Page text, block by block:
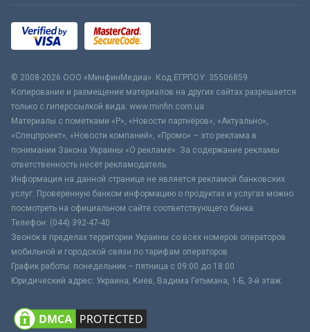
© 2008-2026 ООО «МинфинМедиа». Код ЕГРПОУ: 35506859
Копирование и размещение материалов на других сайтах разрешается
только с гиперссылкой вида: www.minfin.com.ua
Материалы с пометками «Р», «Новости партнёров», «Актуально»,
«Спецпроект», «Новости компаний», «Промо» – это реклама в
понимании Закона Украины «О рекламе». За содержание рекламы
ответственность несёт рекламодатель.
Информация на данной странице не является рекламой банковских
услуг. Проверенную банком информацию о продуктах и услугах можно
посмотреть на официальном сайте соответствующего банка.
Телефон: (044) 392-47-40
Звонок в пределах территории Украины со всех номеров операторов
мобильной и городской связи по тарифам операторов
График работы: понедельник – пятница с 09:00 до 18:00
Юридический адрес: Украина, Киев, Вадима Гетьмана, 1-Б, 3-й этаж